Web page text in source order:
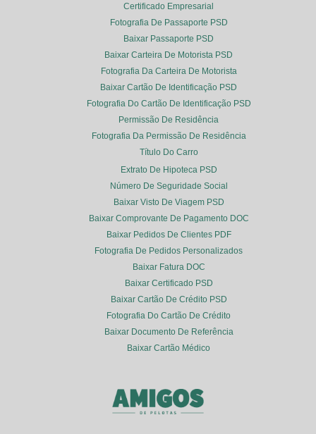
Certificado Empresarial
Fotografia De Passaporte PSD
Baixar Passaporte PSD
Baixar Carteira De Motorista PSD
Fotografia Da Carteira De Motorista
Baixar Cartão De Identificação PSD
Fotografia Do Cartão De Identificação PSD
Permissão De Residência
Fotografia Da Permissão De Residência
Título Do Carro
Extrato De Hipoteca PSD
Número De Seguridade Social
Baixar Visto De Viagem PSD
Baixar Comprovante De Pagamento DOC
Baixar Pedidos De Clientes PDF
Fotografia De Pedidos Personalizados
Baixar Fatura DOC
Baixar Certificado PSD
Baixar Cartão De Crédito PSD
Fotografia Do Cartão De Crédito
Baixar Documento De Referência
Baixar Cartão Médico